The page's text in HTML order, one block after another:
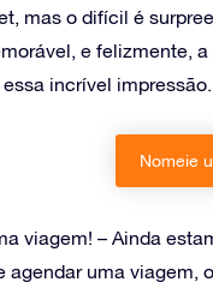
mas o difícil é
e felizmente,
incrível impressão.
Nomeie
viagem! – Ainda
agendar uma